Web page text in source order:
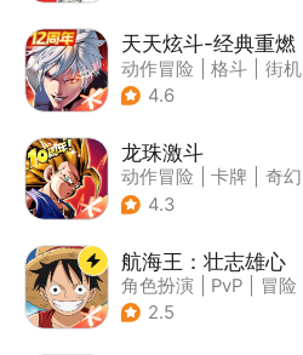
天天炫斗-经典重燃
动作冒险 格斗
街机
| 动漫
4.6
龙珠激斗
动作冒险 卡牌
奇幻
| 龙珠
4.3
航海王：壮志雄心
角色扮演 PvP
冒险
| 航海
2.5